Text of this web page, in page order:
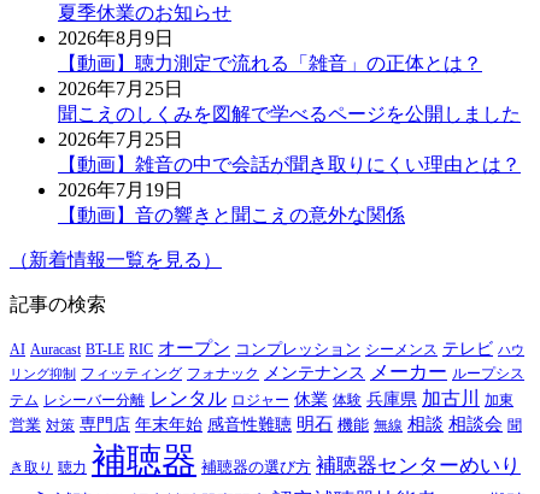
夏季休業のお知らせ
2026年8月9日
【動画】聴力測定で流れる「雑音」の正体とは？
2026年7月25日
聞こえのしくみを図解で学べるページを公開しました
2026年7月25日
【動画】雑音の中で会話が聞き取りにくい理由とは？
2026年7月19日
【動画】音の響きと聞こえの意外な関係
（新着情報一覧を見る）
記事の検索
AI Auracast BT-LE RIC オープン コンプレッション シーメンス テレビ ハウ
リング抑制
フィッティング フォナック メンテナンス メーカー ループシス
テム レシーバー分離 レンタル ロジャー 休業 体験 兵庫県 加古川 加東
営業 対策 専門店 年末年始 感音性難聴 明石 機能 無線 相談 相談会 聞
き取り 聴力 補聴器 補聴器の選び方 補聴器センターめいり